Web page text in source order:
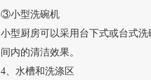
③小型洗碗机
小型厨房可以采用台下式或台
间内的清洁效果。
4、水槽和洗涤区